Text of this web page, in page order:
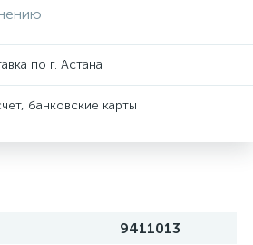
по г. Астана
банковские карты
9411013